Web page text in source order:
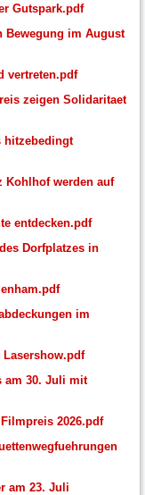
Gutspark.pdf
Bewegung im August
vertreten.pdf
zeigen Solidaritaet
hitzebedingt
Kohlhof werden auf
entdecken.pdf
Dorfplatzes in
im
Lasershow.pdf
am 30. Juli mit
2026.pdf
am 23. Juli